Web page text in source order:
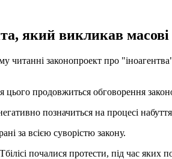
який викликав масові
читанні законопроект про
цього продовжиться обговорення
позначиться на процесі
за всією суворістю закону.
почалися протести, під час яких